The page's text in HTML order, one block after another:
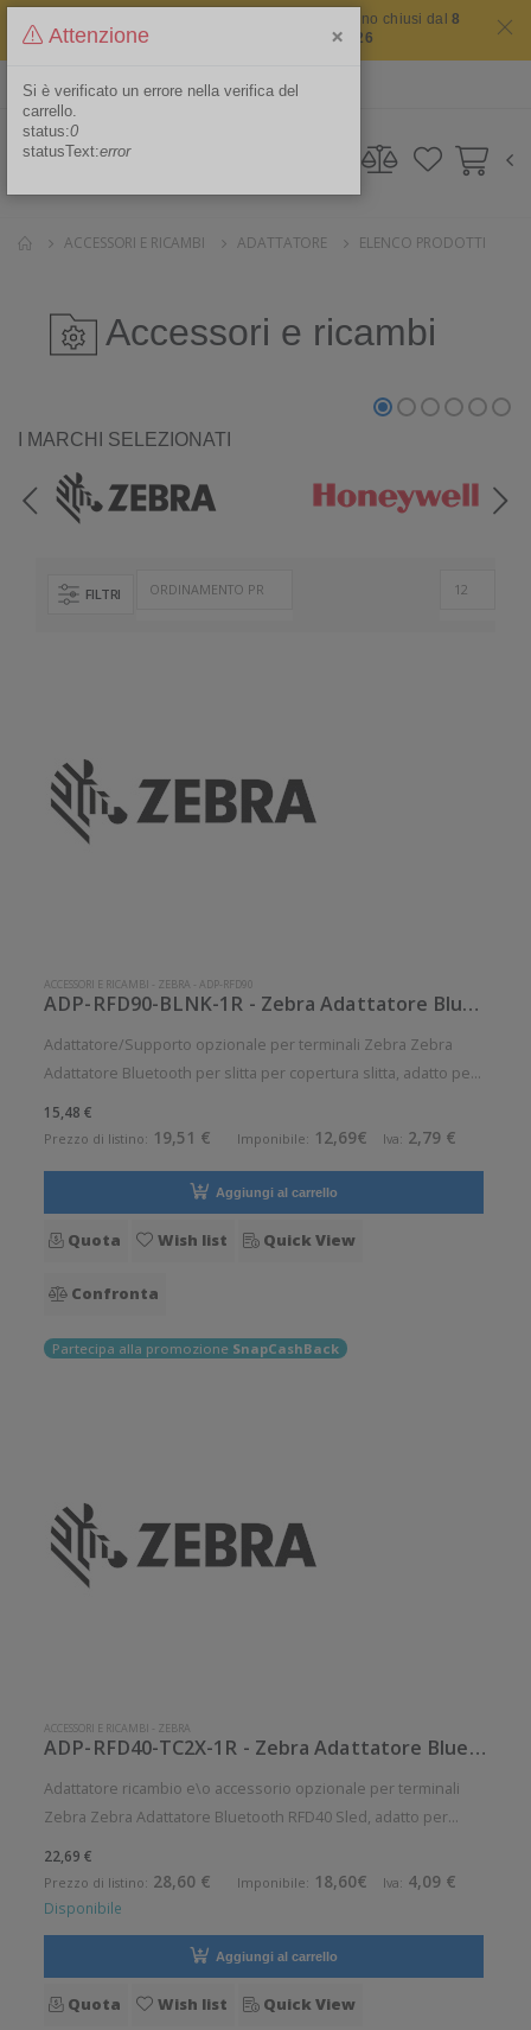
Il sito non chiude mai ma i nostri uffici saranno chiusi dal8
agosto 2026 al 16 agosto 2026
Area Riservata
ACCESSORI E RICAMBI ADATTATORE ELENCO PRODOTTI
Accessori e ricambi
I MARCHI SELEZIONATI
FILTRI
ACCESSORI E RICAMBI - ZEBRA - ADP-RFD90
ADP-RFD90-BLNK-1R - Zebra Adattatore Bluetooth per slitta
Adattatore/Supporto opzionale per terminali Zebra Zebra
Adattatore Bluetooth per slitta per copertura slitta, adatto per:
con:Zebra RFD9030, Zebra RFD9090
15,48 €
Prezzo di listino: 19,51 € Imponibile: 12,69€ Iva: 2,79 €
Aggiungi al carrello
Quota Wish list Quick View
Confronta
Partecipa alla promozione SnapCashBack
ACCESSORI E RICAMBI - ZEBRA
ADP-RFD40-TC2X-1R - Zebra Adattatore Bluetooth RFD40 Sled
Adattatore ricambio e\o accessorio opzionale per terminali
Zebra Zebra Adattatore Bluetooth RFD40 Sled, adatto per
Si Ricambio: Si
22,69 €
Prezzo di listino: 28,60 € Imponibile: 18,60€ Iva: 4,09 €
Disponibile
Aggiungi al carrello
Quota Wish list Quick View
Attenzione ×
Si è verificato un errore nella verifica del
carrello.
status:0
statusText:error